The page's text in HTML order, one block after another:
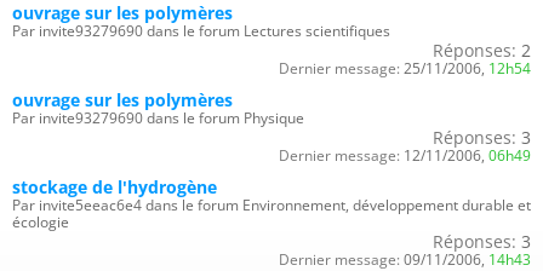
ouvrage sur les polymères
Par invite93279690 dans le forum Lectures scientifiques
Réponses: 2
Dernier message: 25/11/2006, 12h54
ouvrage sur les polymères
Par invite93279690 dans le forum Physique
Réponses: 3
Dernier message: 12/11/2006, 06h49
stockage de l'hydrogène
Par invite5eeac6e4 dans le forum Environnement, développement durable et
écologie
Réponses: 3
Dernier message: 09/11/2006, 14h43